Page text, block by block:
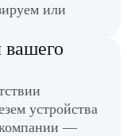
или
вашего
устройства
компании —